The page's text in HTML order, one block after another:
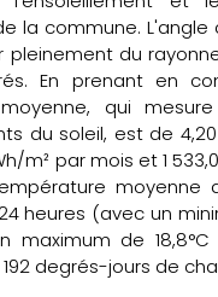
la commune. L'angle
pleinement du
En prenant en
qui
du soleil, est de
m² par mois et 1
moyenne
heures (avec un
maximum de
degrés-jours de